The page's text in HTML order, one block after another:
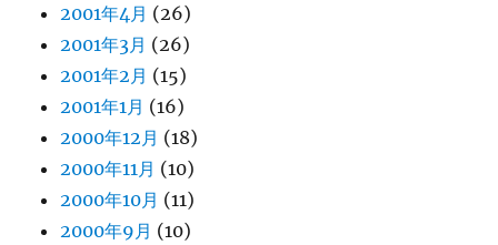
2001年4月 (26)
2001年3月 (26)
2001年2月 (15)
2001年1月 (16)
2000年12月 (18)
2000年11月 (10)
2000年10月 (11)
2000年9月 (10)